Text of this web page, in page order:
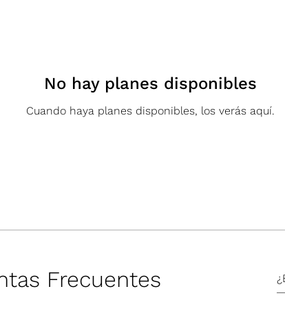
No hay planes disponibles
Cuando haya planes disponibles, los verás aquí.
Frecuentes